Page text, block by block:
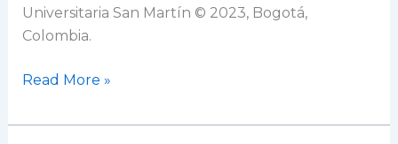
Universitaria San Martín © 2023, Bogotá,
Colombia.
Read More »